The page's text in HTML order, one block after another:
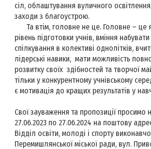
сіл, облаштування вуличного
заходи з благоустрою.
Та втім, головне не це. Головне – це
рівень підготовки учнів, вміння набувати
спілкування в колективі однолітків,
лідерські навики, мати можливість
розвитку своїх здібностей та творчої
тільки у конкурентному учнівському
є мотивація до кращих результатів у
Свої зауваження та пропозиції просимо
27.06.2023 по 27.06.2024 на поштову
Відділ освіти, молоді і спорту
Перемишлянської міської ради, вул.